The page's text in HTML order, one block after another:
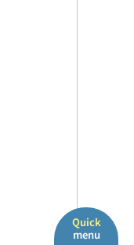
Quick
menu